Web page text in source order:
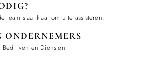
team staat klaar om u te assisteren.
ONDERNEMERS
Bedrijven en Diensten